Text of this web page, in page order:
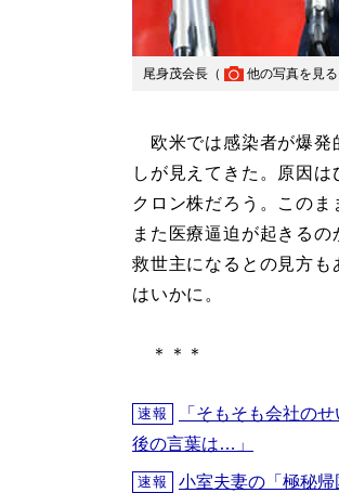
尾身茂会長（ 他の写真を見る
欧米では感染者が爆発
しが見えてきた。原因は
クロン株だろう。このま
また医療逼迫が起きる
救世主になるとの見方も
はいかに。
＊＊＊
速報
「そもそも会社の
後の言葉は…」
速報
小室夫妻の「極秘